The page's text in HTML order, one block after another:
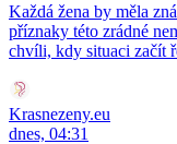
Každá žena by měla
příznaky této zrádné
chvíli, kdy situaci začít
Krasnezeny.eu
dnes, 04:31